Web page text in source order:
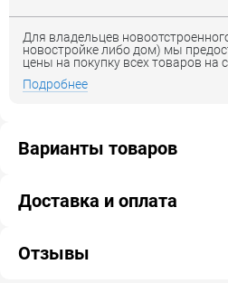
Для владельцев
новостройке либо дом) мы
цены на покупку всех товаров на
Подробнее
Варианты товаров
Доставка и оплата
Отзывы